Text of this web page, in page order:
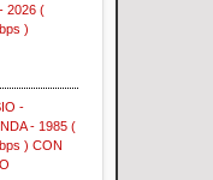
2026 (
)
-
- 1985 (
) CON